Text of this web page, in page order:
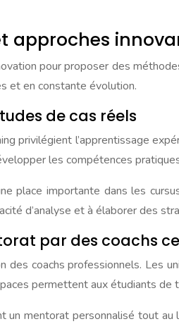
approches
pour proposer des
et en constante évolution.
de cas réels
privilégient l’apprentissage
les compétences
place importante dans les
d’analyse et à élaborer des
par des coachs
coachs professionnels. Les
permettent aux étudiants
mentorat personnalisé tout